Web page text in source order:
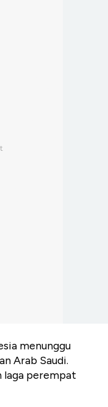
menunggu
Arab Saudi.
laga perempat